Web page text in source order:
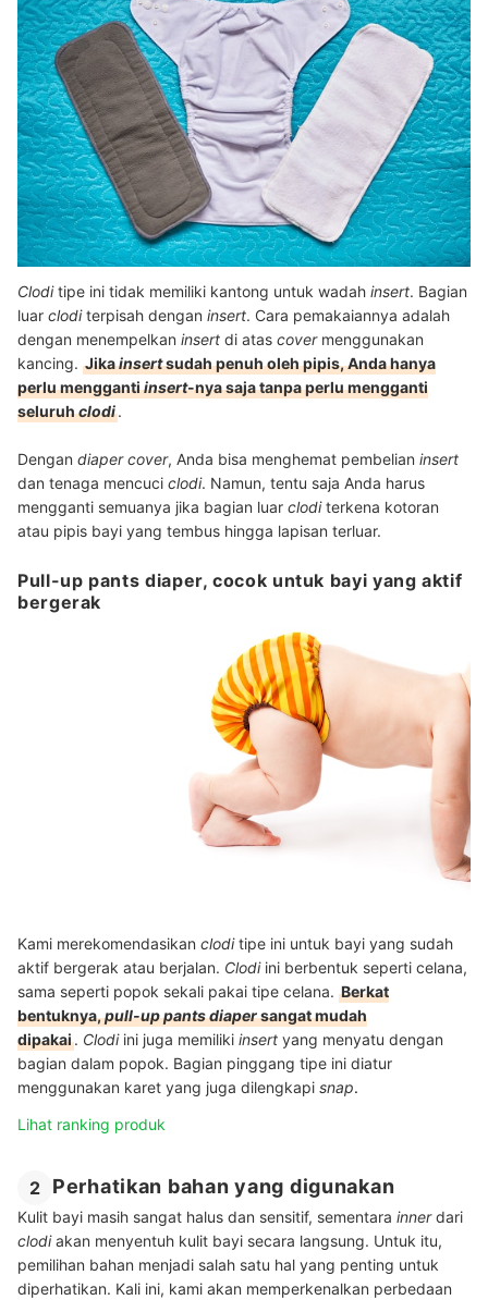
Cloditipe ini tidak memiliki kantong untuk wadah insert. Bagian
luar cloditerpisah dengan insert. Cara pemakaiannya adalah
dengan menempelkan insert di atas covermenggunakan
kancing. Jikainsertsudah penuh oleh pipis, Anda hanya
perlu menggantiinsert-nya saja tanpa perlu mengganti
seluruhclodi.
Dengan diaper cover, Anda bisa menghemat pembelian insert
dan tenaga mencuci clodi. Namun, tentu saja Anda harus
mengganti semuanya jika bagian luar cloditerkena kotoran
atau pipis bayi yang tembus hingga lapisan terluar.
Pull-up pants diaper, cocok untuk bayi yang aktif
bergerak
Kami merekomendasikan cloditipe ini untuk bayi yang sudah
aktif bergerak atau berjalan. Clodi ini berbentuk seperti celana,
sama seperti popok sekali pakai tipe celana. Berkat
bentuknya,pull-up pants diapersangat mudah
dipakai. Clodiini juga memiliki insert yang menyatu dengan
bagian dalam popok. Bagian pinggang tipe ini diatur
menggunakan karet yang juga dilengkapi snap.
Lihat ranking produk
2 Perhatikan bahan yang digunakan
Kulit bayi masih sangat halus dan sensitif, sementara innerdari
clodiakan menyentuh kulit bayi secara langsung. Untuk itu,
pemilihan bahan menjadi salah satu hal yang penting untuk
diperhatikan. Kali ini, kami akan memperkenalkan perbedaan